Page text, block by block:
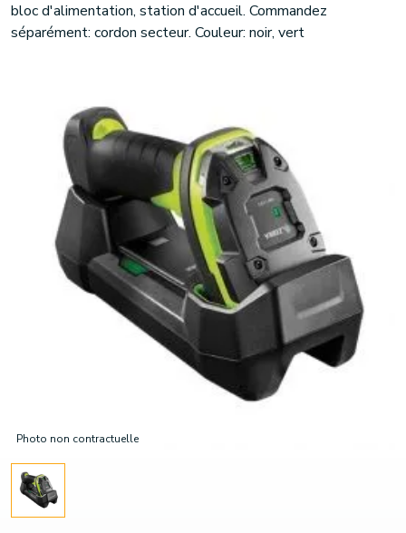
Photo non contractuelle
bloc d'alimentation, station d'accueil. Commandez
séparément: cordon secteur. Couleur: noir, vert